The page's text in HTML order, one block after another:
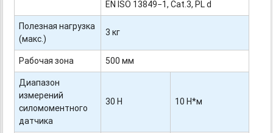
EN ISO 13849−1, Cat.3, PL d
Полезная нагрузка
(макс.)
3 кг
Рабочая зона
500 мм
Диапазон
измерений
силомоментного
датчика
30 Н 10 Н*м